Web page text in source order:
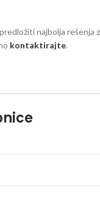
najbolja rešenja
kontaktirajte.